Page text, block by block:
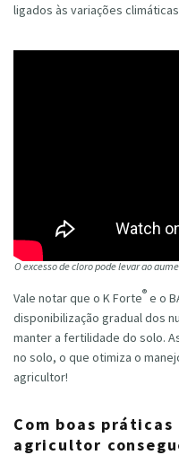
ligados às variações climáticas
O excesso de cloro pode levar ao
Vale notar que o K Forte® e o
disponibilização gradual dos
manter a fertilidade do solo.
no solo, o que otimiza o
agricultor!
Com boas
agricultor